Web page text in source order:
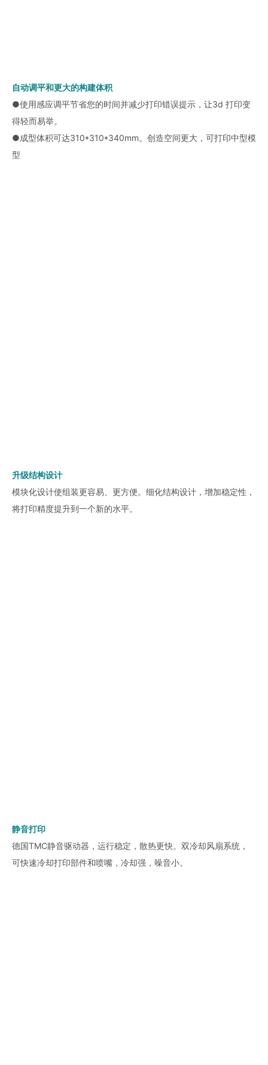
自动调平和更大的构建体积
●使用感应调平节省您的时间并减少打印错误提示，让3d 打印变
得轻而易举。
●成型体积可达310*310*340mm。创造空间更大，可打印中型模
型
升级结构设计
模块化设计使组装更容易、更方便。细化结构设计，增加稳定性，
将打印精度提升到一个新的水平。
静音打印
德国TMC静音驱动器，运行稳定，散热更快。双冷却风扇系统，
可快速冷却打印部件和喷嘴，冷却强，噪音小。